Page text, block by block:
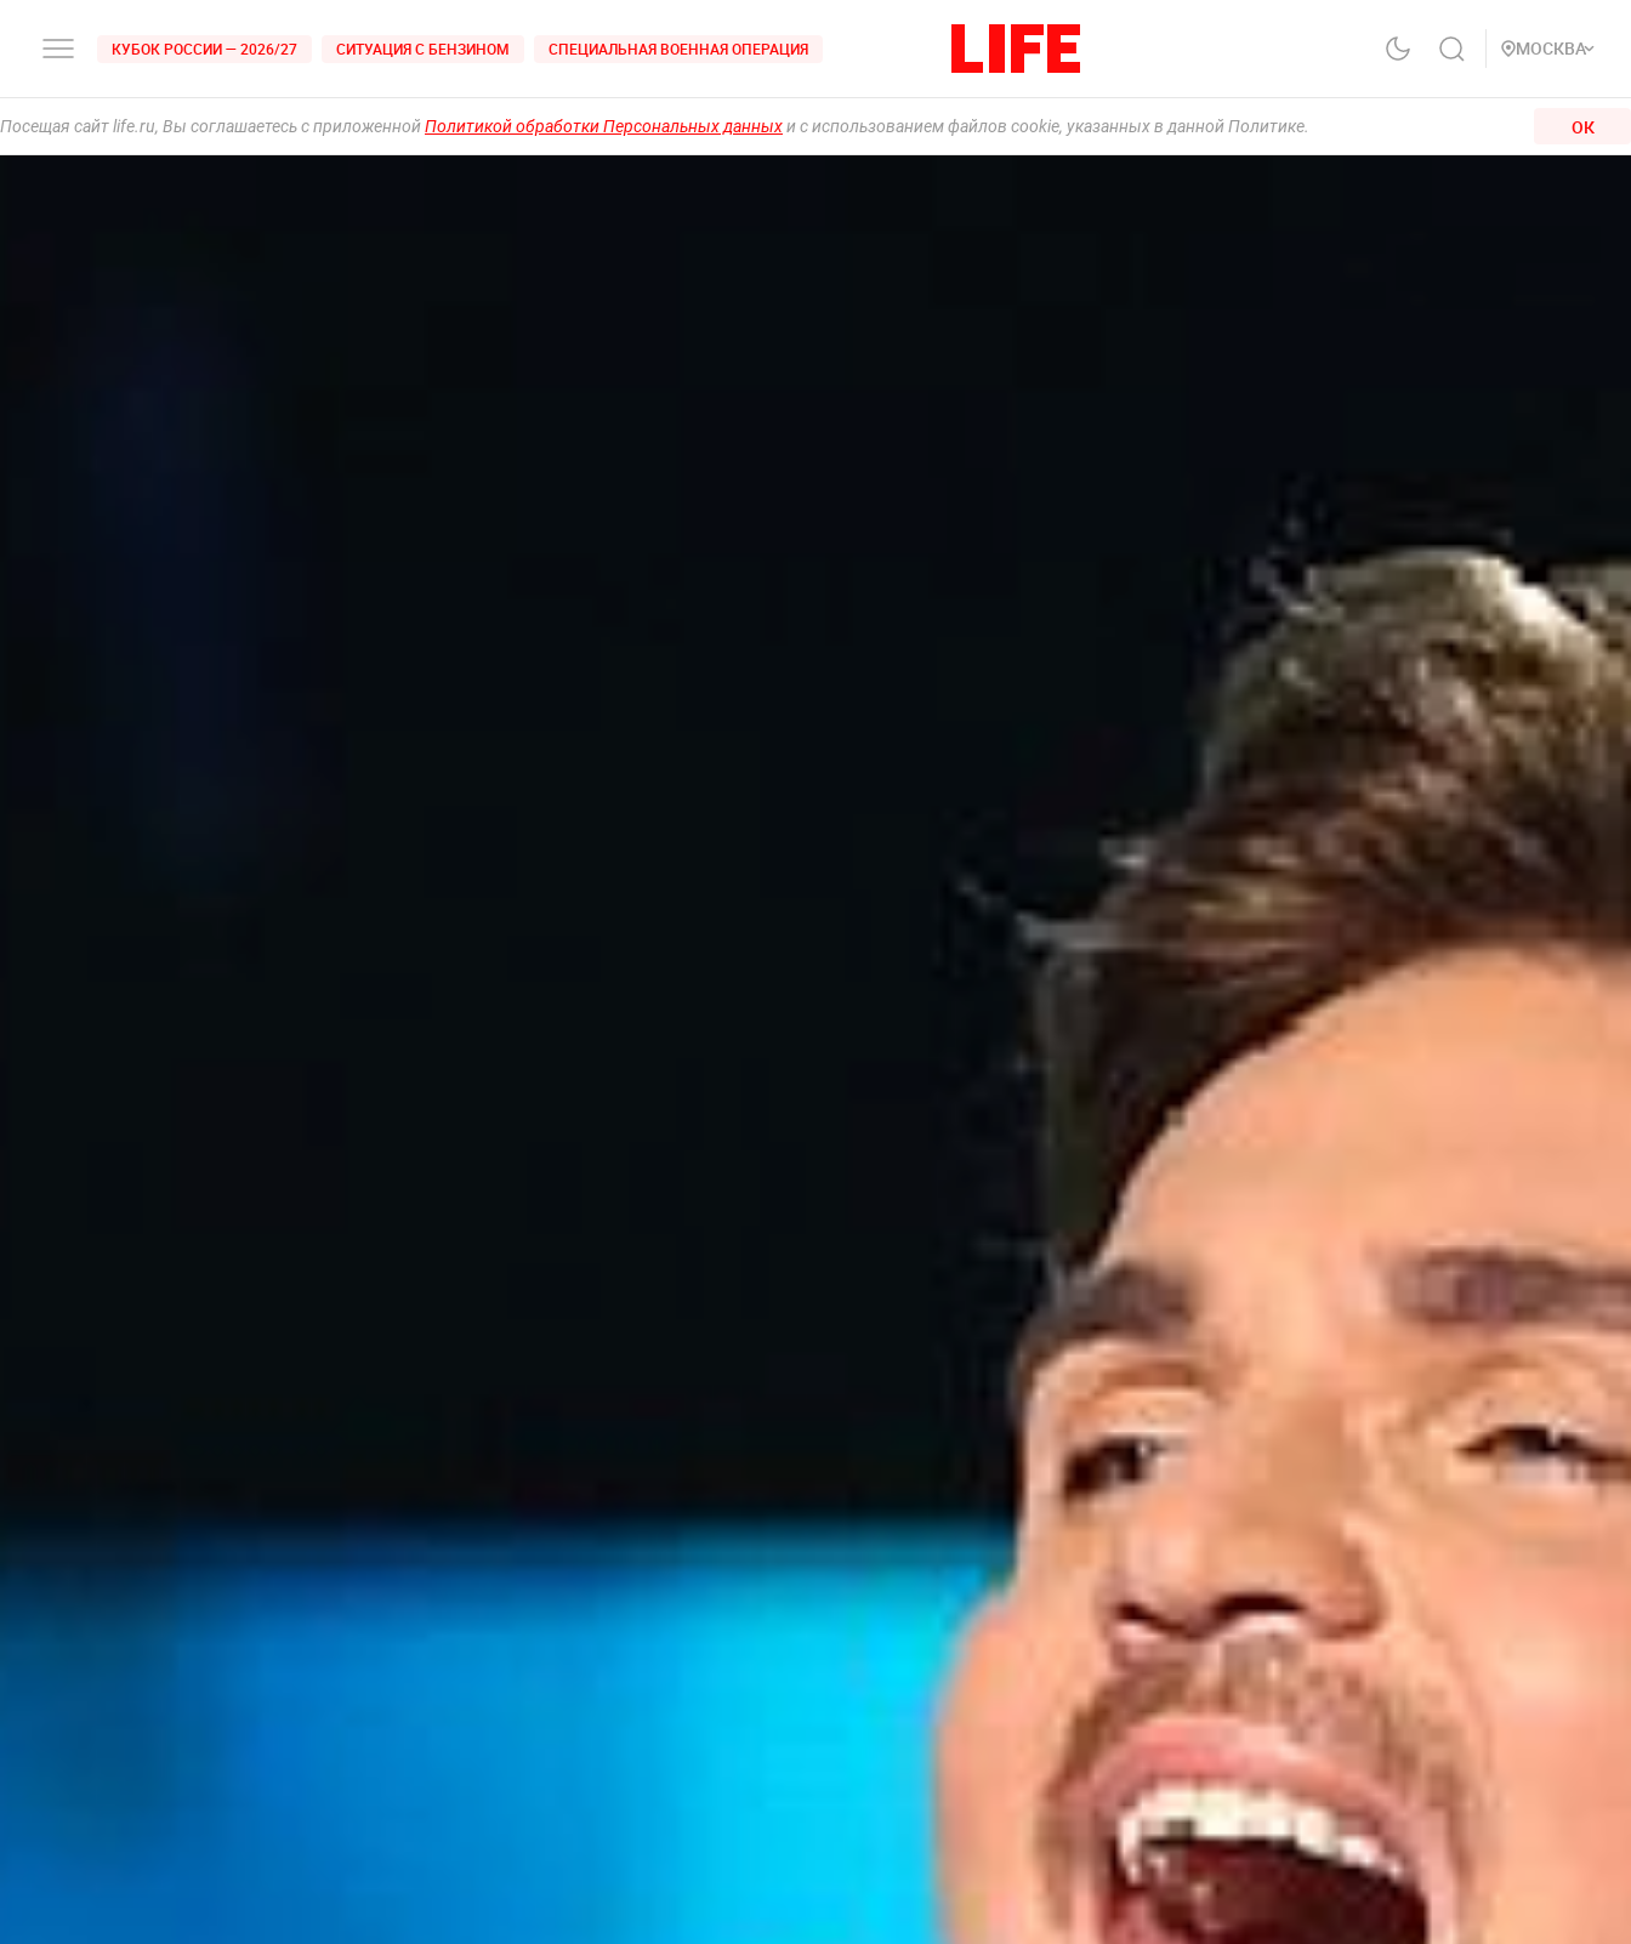
КУБОК РОССИИ — 2026/27 СИТУАЦИЯ С БЕНЗИНОМ СПЕЦИАЛЬНАЯ ВОЕННАЯ ОПЕРАЦИЯ МОСКВА
Посещая сайт life.ru, Вы соглашаетесь с приложеннойПолитикой обработки Персональных данныхи с использованием файлов cookie, указанных в данной Политике. ОК